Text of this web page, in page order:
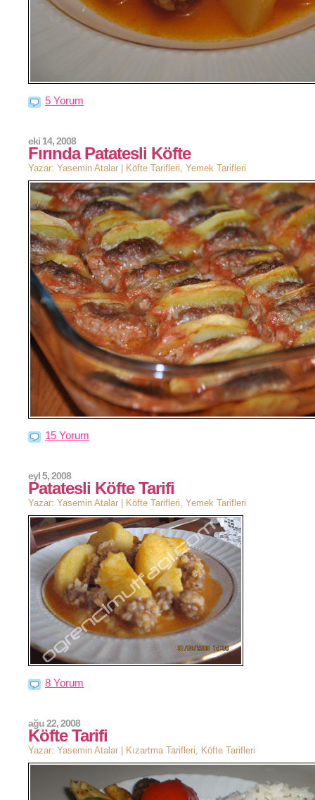
5 Yorum
Fırında Patatesli Köfte
eki 14, 2008
Yazar: Yasemin Atalar | Köfte Tarifleri Yemek Tarifleri
15 Yorum
Patatesli Köfte Tarifi
eyl 5, 2008
Yazar: Yasemin Atalar | Köfte Tarifleri Yemek Tarifleri
8 Yorum
Köfte Tarifi
ağu 22, 2008
Yazar: Yasemin Atalar | Kızartma Tarifleri Köfte Tarifleri